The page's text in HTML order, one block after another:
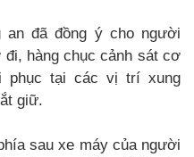
đã đồng ý cho người
đi, hàng chục cảnh sát cơ
phục tại các vị trí xung
giữ.
sau xe máy của người